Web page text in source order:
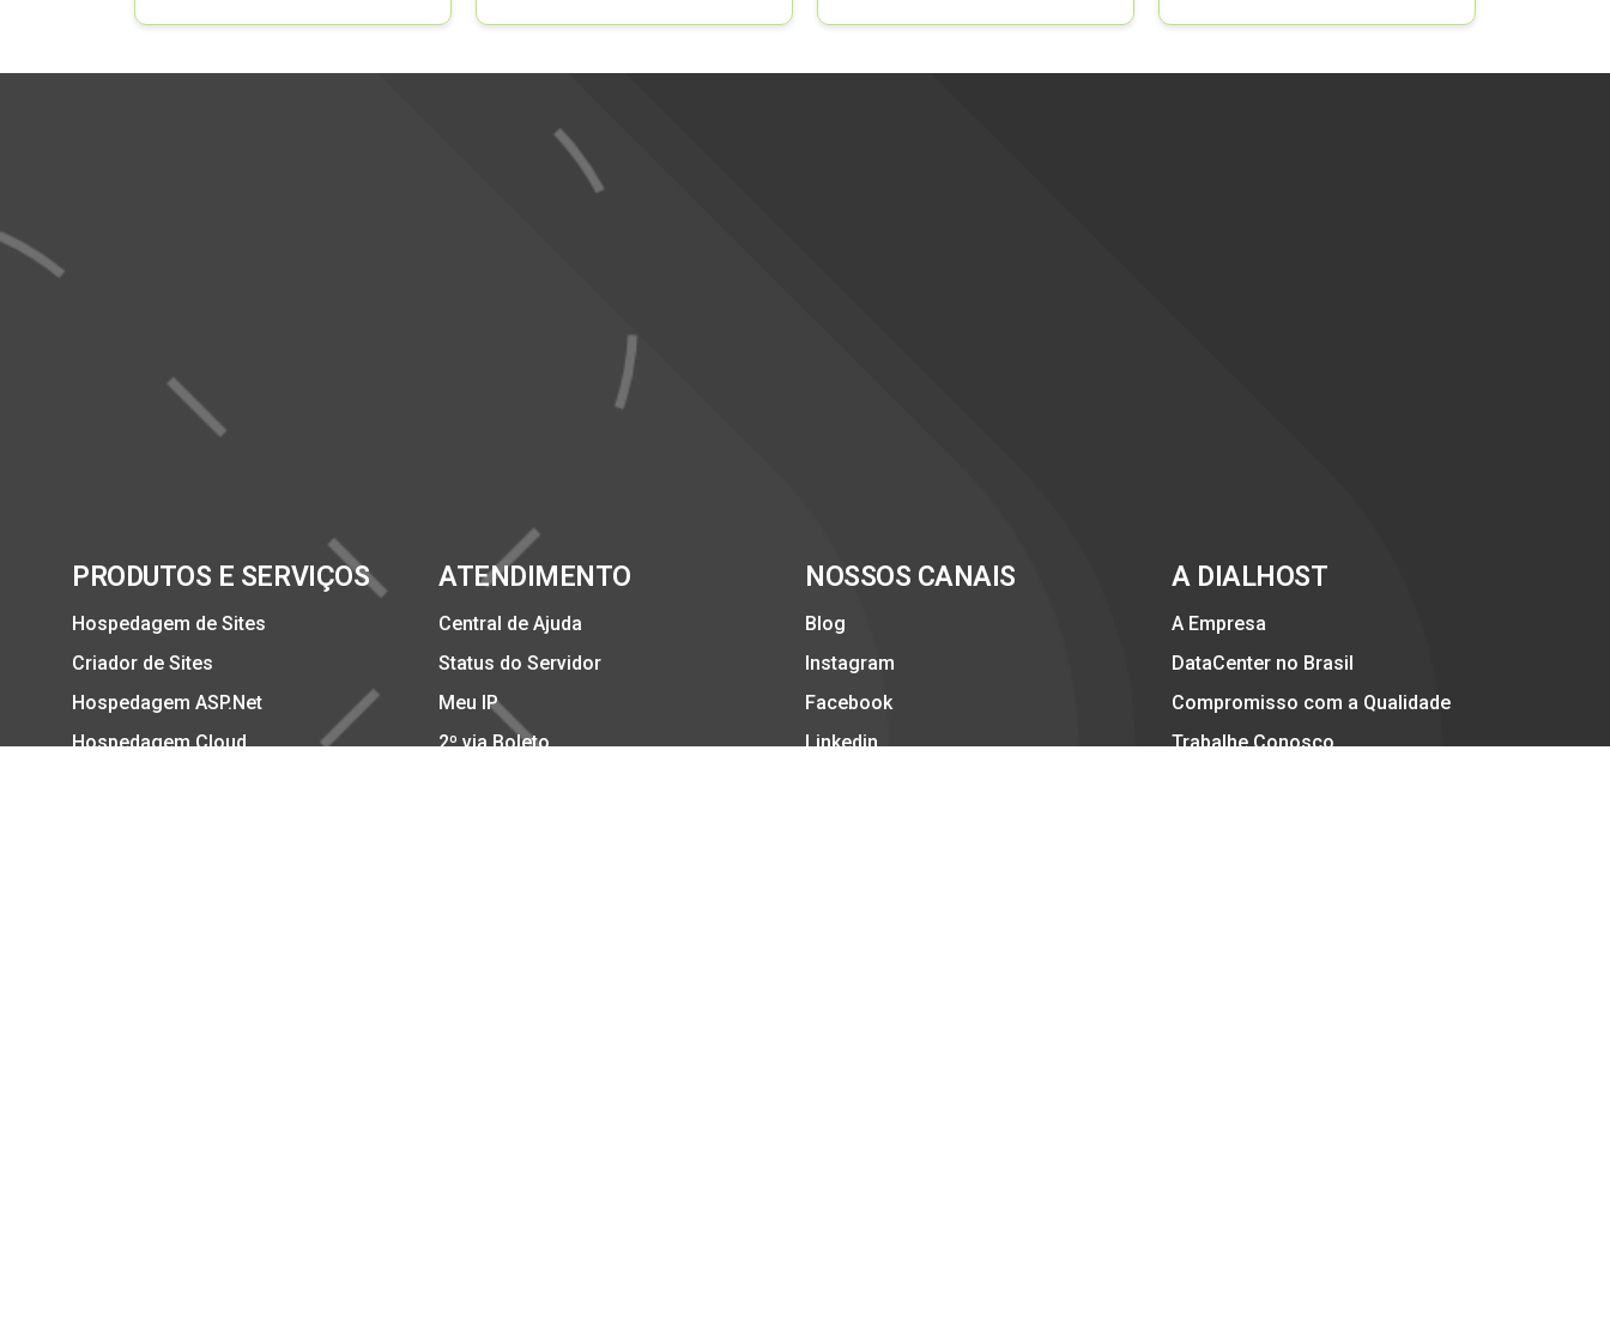
PRODUTOS E SERVIÇOS
Hospedagem de Sites
Criador de Sites
Hospedagem ASP.Net
Hospedagem Cloud
ATENDIMENTO
Central de Ajuda
Status do Servidor
Meu IP
2º via Boleto
NOSSOS CANAIS
Blog
Instagram
Facebook
Linkedin
A DIALHOST
A Empresa
DataCenter no Brasil
Compromisso com a Qualidade
Trabalhe Conosco